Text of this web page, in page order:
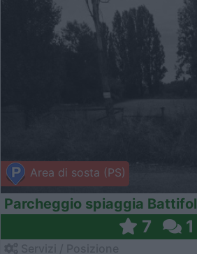
Area di sosta (PS)
Parcheggio spiaggia
7 1